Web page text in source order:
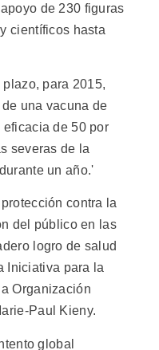
de 230 figuras
científicos hasta
para 2015,
una vacuna de
de 50 por
severas de la
un año.'
contra la
del público en las
logro de salud
Iniciativa para la
Organización
Paul Kieny.
global